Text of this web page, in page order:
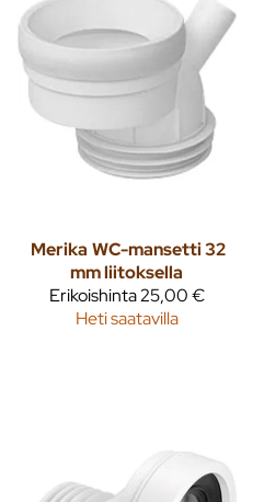
Merika WC-mansetti 32
mm liitoksella
Erikoishinta25,00 €
Heti saatavilla